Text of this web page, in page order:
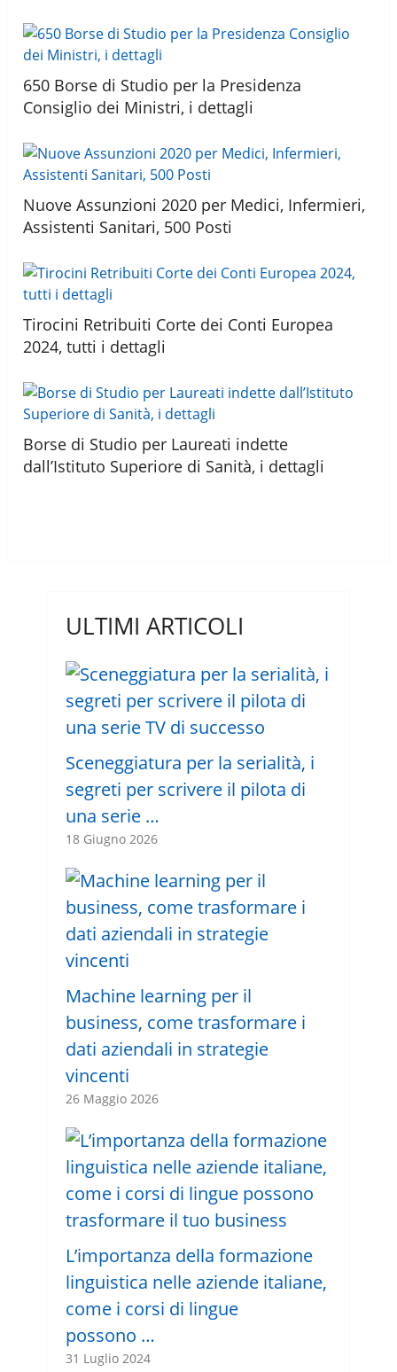
650 Borse di Studio per la Presidenza
Consiglio dei Ministri, i dettagli
Nuove Assunzioni 2020 per Medici, Infermieri,
Assistenti Sanitari, 500 Posti
Tirocini Retribuiti Corte dei Conti Europea
2024, tutti i dettagli
Borse di Studio per Laureati indette
dall’Istituto Superiore di Sanità, i dettagli
ULTIMI ARTICOLI
Sceneggiatura per la serialità, i
segreti per scrivere il pilota di
una serie …
18 Giugno 2026
Machine learning per il
business, come trasformare i
dati aziendali in strategie
vincenti
26 Maggio 2026
L’importanza della formazione
linguistica nelle aziende italiane,
come i corsi di lingue
possono …
31 Luglio 2024